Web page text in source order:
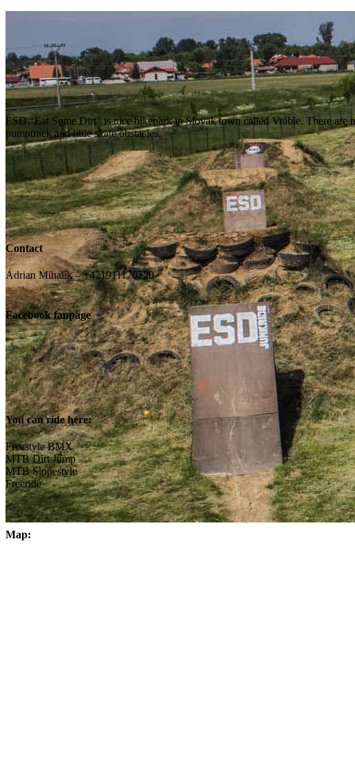
ESD “Eat Some Dirt” is nice bikepark in Slovak town called Vráble. There
pumptrack and little skate obstacles.
Contact
Adrian Mihalík – +421911170720
Facebook fanpage
You can ride here:
Freestyle BMX
MTB Dirt Jump
MTB Slopestyle
Freeride
Map: